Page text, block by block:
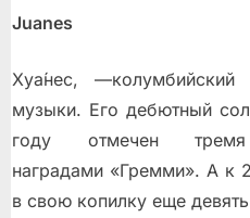
Juanes
Хуа́нес, —колумбийский
музыки. Его дебютный
году отмечен тремя
наградами «Гремми». А к
в свою копилку еще